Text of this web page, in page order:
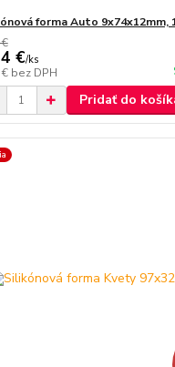
forma Auto 9x74x12mm,
€/ks
€ bez DPH
Pridať do